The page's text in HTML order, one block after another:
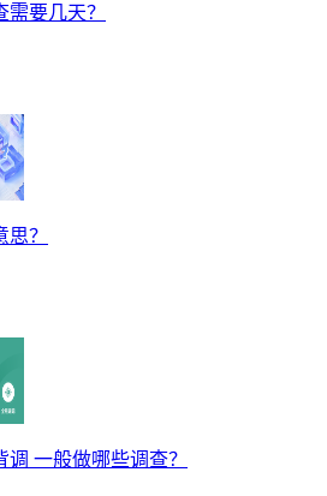
需要几天？
？
调 一般做哪些调查？